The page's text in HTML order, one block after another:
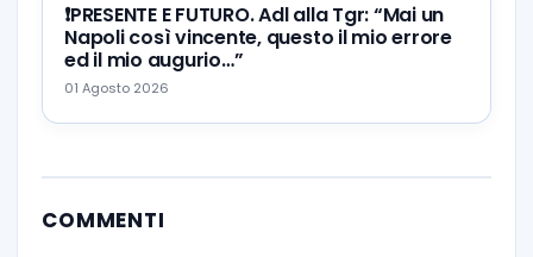
❗️PRESENTE E FUTURO. Adl alla Tgr: “Mai un
Napoli così vincente, questo il mio errore
ed il mio augurio…”
01 Agosto 2026
COMMENTI